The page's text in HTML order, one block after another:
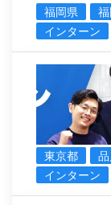
福岡県
インターン
東京都
インターン